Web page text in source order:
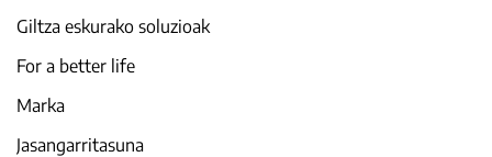
Giltza eskurako soluzioak
For a better life
Marka
Jasangarritasuna